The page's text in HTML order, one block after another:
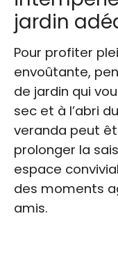
jardin
Pour profiter
envoûtante,
de jardin qui
sec et à l’abri
veranda peut
prolonger la
espace
des moments
amis.